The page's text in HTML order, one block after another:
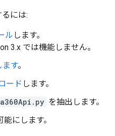
には:
ル します。
3.x では機能しません。
ます。
ード します。
を抽出します。
にします。